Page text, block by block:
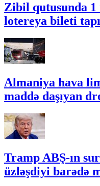
Zibil qutusunda
lotereya bileti
Almaniya hava
maddə daşıyan
Tramp ABŞ-ın
üzləşdiyi barədə